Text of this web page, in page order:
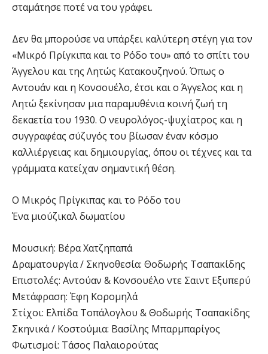
σταμάτησε ποτέ να του γράφει.
Δεν θα μπορούσε να υπάρξει καλύτερη στέγη για τον
«Μικρό Πρίγκιπα και το Ρόδο του» από το σπίτι του
Άγγελου και της Λητώς Κατακουζηνού. Όπως ο
Αντουάν και η Κονσουέλο, έτσι και ο Άγγελος και η
Λητώ ξεκίνησαν μια παραμυθένια κοινή ζωή τη
δεκαετία του 1930. Ο νευρολόγος-ψυχίατρος και η
συγγραφέας σύζυγός του βίωσαν έναν κόσμο
καλλιέργειας και δημιουργίας, όπου οι τέχνες και τα
γράμματα κατείχαν σημαντική θέση.
Ο Μικρός Πρίγκιπας και το Ρόδο του
Ένα μιούζικαλ δωματίου
Μουσική: Βέρα Χατζηπαπά
Δραματουργία / Σκηνοθεσία: Θοδωρής Τσαπακίδης
Επιστολές: Αντούαν & Κονσουέλο ντε Σαιντ Εξυπερύ
Μετάφραση: Έφη Κορομηλά
Στίχοι: Ελπίδα Τοπάλογλου & Θοδωρής Τσαπακίδης
Σκηνικά / Κοστούμια: Βασίλης Μπαρμπαρίγος
Φωτισμοί: Τάσος Παλαιορούτας